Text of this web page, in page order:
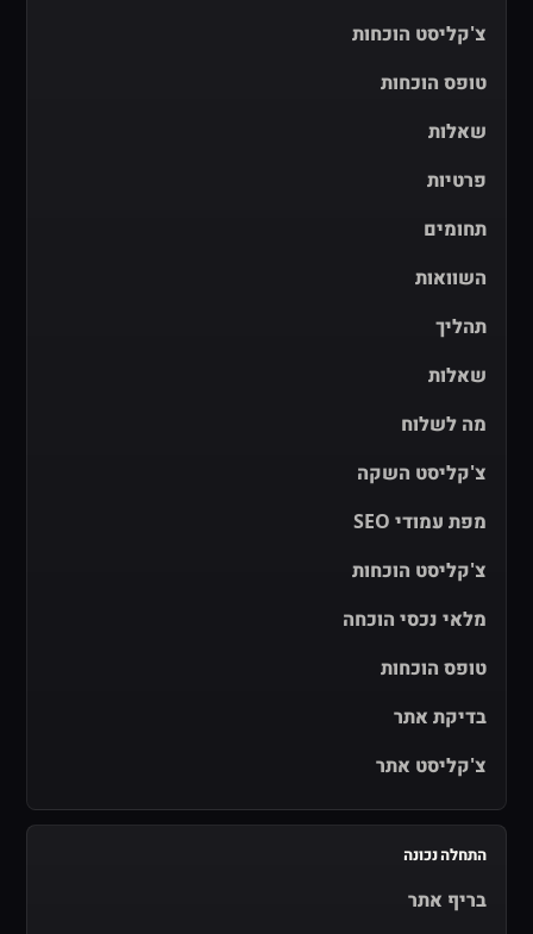
צ'קליסט הוכחות
טופס הוכחות
שאלות
פרטיות
תחומים
השוואות
תהליך
שאלות
מה לשלוח
צ'קליסט השקה
מפת עמודי SEO
צ'קליסט הוכחות
מלאי נכסי הוכחה
טופס הוכחות
בדיקת אתר
צ'קליסט אתר
התחלה נכונה
בריף אתר